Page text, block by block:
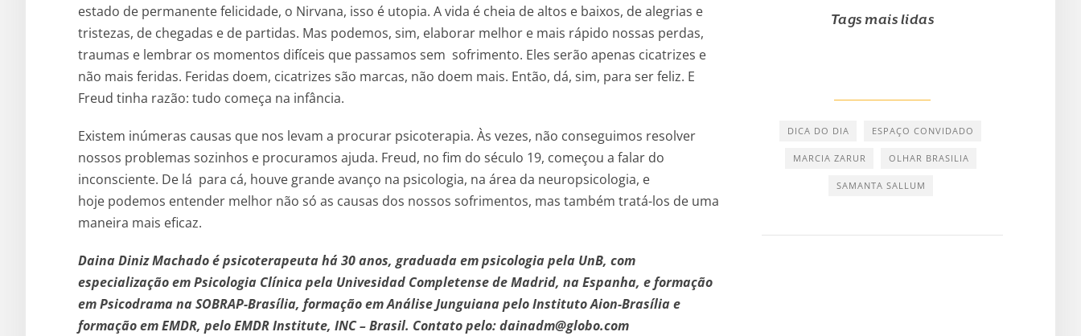
estado de permanente felicidade, o Nirvana, isso é utopia. A vida é cheia de altos e baixos, de alegrias e
tristezas, de chegadas e de partidas. Mas podemos, sim, elaborar melhor e mais rápido nossas perdas,
traumas e lembrar os momentos difíceis que passamos sem sofrimento. Eles serão apenas cicatrizes e
não mais feridas. Feridas doem, cicatrizes são marcas, não doem mais. Então, dá, sim, para ser feliz. E
Freud tinha razão: tudo começa na infância.
Existem inúmeras causas que nos levam a procurar psicoterapia. Às vezes, não conseguimos resolver
nossos problemas sozinhos e procuramos ajuda. Freud, no fim do século 19, começou a falar do
inconsciente. De lá para cá, houve grande avanço na psicologia, na área da neuropsicologia, e
hoje podemos entender melhor não só as causas dos nossos sofrimentos, mas também tratá-los de uma
maneira mais eficaz.
Daina Diniz Machado é psicoterapeuta há 30 anos, graduada em psicologia pela UnB, com
especialização em Psicologia Clínica pela Univesidad Completense de Madrid, na Espanha, e formação
em Psicodrama na SOBRAP-Brasília, formação em Análise Junguiana pelo Instituto Aion-Brasília e
formação em EMDR, pelo EMDR Institute, INC – Brasil. Contato pelo: dainadm@globo.com
Tags mais lidas
DICA DO DIA ESPAÇO CONVIDADO
MARCIA ZARUR OLHAR BRASILIA
SAMANTA SALLUM